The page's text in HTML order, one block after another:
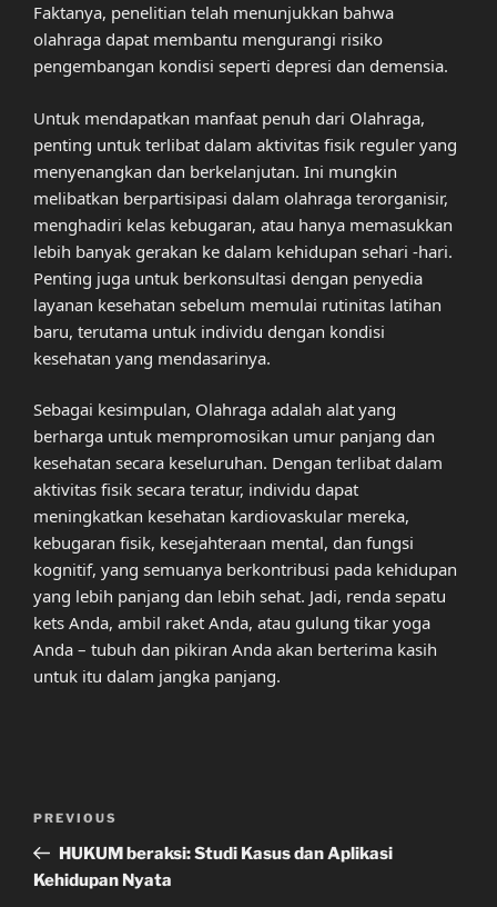
Faktanya, penelitian telah menunjukkan bahwa
olahraga dapat membantu mengurangi risiko
pengembangan kondisi seperti depresi dan demensia.
Untuk mendapatkan manfaat penuh dari Olahraga,
penting untuk terlibat dalam aktivitas fisik reguler yang
menyenangkan dan berkelanjutan. Ini mungkin
melibatkan berpartisipasi dalam olahraga terorganisir,
menghadiri kelas kebugaran, atau hanya memasukkan
lebih banyak gerakan ke dalam kehidupan sehari -hari.
Penting juga untuk berkonsultasi dengan penyedia
layanan kesehatan sebelum memulai rutinitas latihan
baru, terutama untuk individu dengan kondisi
kesehatan yang mendasarinya.
Sebagai kesimpulan, Olahraga adalah alat yang
berharga untuk mempromosikan umur panjang dan
kesehatan secara keseluruhan. Dengan terlibat dalam
aktivitas fisik secara teratur, individu dapat
meningkatkan kesehatan kardiovaskular mereka,
kebugaran fisik, kesejahteraan mental, dan fungsi
kognitif, yang semuanya berkontribusi pada kehidupan
yang lebih panjang dan lebih sehat. Jadi, renda sepatu
kets Anda, ambil raket Anda, atau gulung tikar yoga
Anda – tubuh dan pikiran Anda akan berterima kasih
untuk itu dalam jangka panjang.
Previous
Post
PREVIOUS
HUKUM beraksi: Studi Kasus dan Aplikasi
Kehidupan Nyata